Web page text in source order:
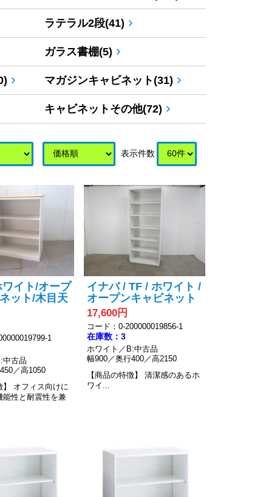
ラテラル2段(41)
ガラス書棚(5)
マガジンキャビネット(31)
キャビネットその他(72)
表示件数
イト/オープ
ット/木目天
1
中古品
／高1050
オフィス向けに
能性と耐震性を兼
イナバ / TF / ホワイト /
オープンキャビネット
17,600円
コード：0-200000019856-1
在庫数：3
ホワイト／B:中古品
幅900／奥行400／高2150
【商品の特徴】
清潔感のあるホ
ワイ...